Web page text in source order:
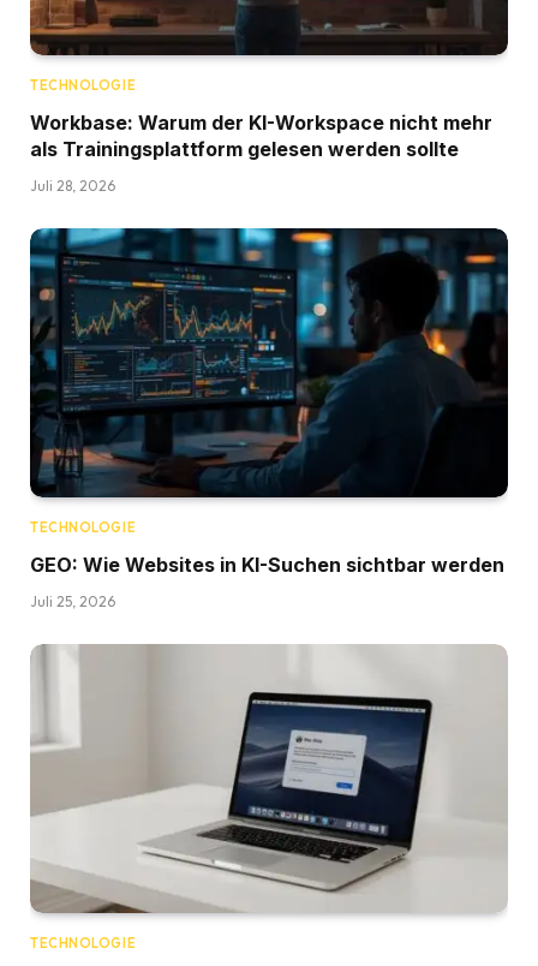
TECHNOLOGIE
Workbase: Warum der KI-Workspace nicht mehr
als Trainingsplattform gelesen werden sollte
Juli 28, 2026
TECHNOLOGIE
GEO: Wie Websites in KI-Suchen sichtbar werden
Juli 25, 2026
TECHNOLOGIE